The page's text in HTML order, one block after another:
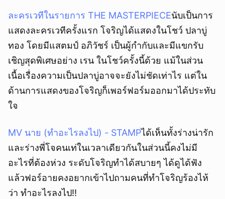
ละครเวทีในรายการ THE MASTERPIECEนับเป็นการ
แสดงละครเวทีครั้งแรก โจริญได้แสดงในโชว์ ปลาบู่
ทอง โดยมีแสตมป์ อภิวัชร์ เป็นผู้กำกับและมีแขกรับ
เชิญสุดพิเศษอย่าง เรน ในโชว์ครั้งนี้ด้วย แม้ในส่วน
เนื้อเรื่องความเป็นปลาบู่อาจจะยังไม่ชัดเท่าไร แต่ใน
ด้านการแสดงของโจริญก็เพอร์ฟอร์มออกมาได้ประทับ
ใจ
MV นาย (ทำอะไรลงไป) - STAMPได้เห็นทั้งร่างน่ารัก
และร่างพี่โจคนเท่ในเวลาเดียวกันในส่วนนี้คงไม่มี
อะไรที่ต้องห่วง ระดับโจริญทำได้สบายๆ ได้ดูได้ฟัง
แล้วฟอร์อายคงอยากเข้าไปถามคนที่ทำโจริญร้องไห้
ว่า ทำอะไรลงไป!!